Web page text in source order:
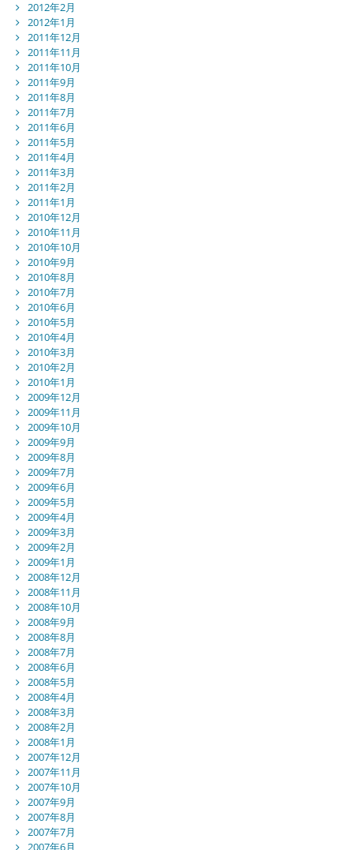
2012年2月
2012年1月
2011年12月
2011年11月
2011年10月
2011年9月
2011年8月
2011年7月
2011年6月
2011年5月
2011年4月
2011年3月
2011年2月
2011年1月
2010年12月
2010年11月
2010年10月
2010年9月
2010年8月
2010年7月
2010年6月
2010年5月
2010年4月
2010年3月
2010年2月
2010年1月
2009年12月
2009年11月
2009年10月
2009年9月
2009年8月
2009年7月
2009年6月
2009年5月
2009年4月
2009年3月
2009年2月
2009年1月
2008年12月
2008年11月
2008年10月
2008年9月
2008年8月
2008年7月
2008年6月
2008年5月
2008年4月
2008年3月
2008年2月
2008年1月
2007年12月
2007年11月
2007年10月
2007年9月
2007年8月
2007年7月
2007年6月